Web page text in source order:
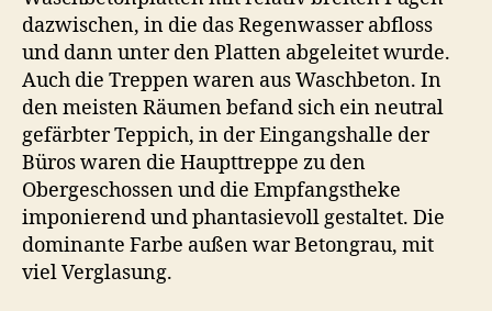
dazwischen, in die das Regenwasser abfloss
und dann unter den Platten abgeleitet wurde.
Auch die Treppen waren aus Waschbeton. In
den meisten Räumen befand sich ein neutral
gefärbter Teppich, in der Eingangshalle der
Büros waren die Haupttreppe zu den
Obergeschossen und die Empfangstheke
imponierend und phantasievoll gestaltet. Die
dominante Farbe außen war Betongrau, mit
viel Verglasung.